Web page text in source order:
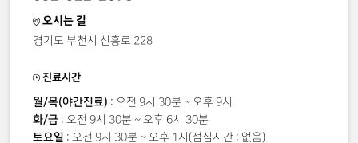
오시는 길
경기도 부천시 신흥로 228
진료시간
월/목(야간진료) : 오전 9시 30분 ~ 오후 9시
화/금: 오전 9시 30분 ~ 오후 6시 30분
토요일 : 오전 9시 30분 ~ 오후 1시(점심시간 : 없음)